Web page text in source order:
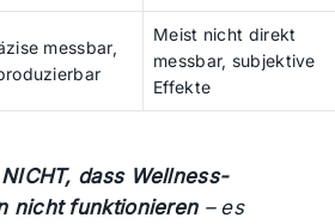
messbar,
Meist nicht direkt
messbar, subjektive
Effekte
dass Wellness-
nicht funktionieren– es